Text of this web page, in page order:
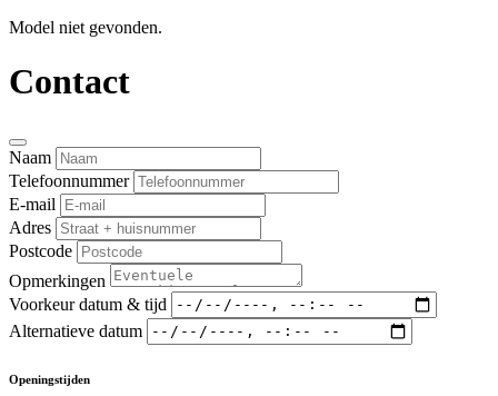
Model niet gevonden.
Contact
Naam
Telefoonnummer
E-mail
Adres
Postcode
Opmerkingen
Voorkeur datum & tijd
Alternatieve datum
Openingstijden